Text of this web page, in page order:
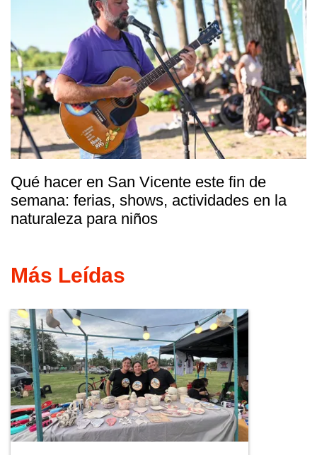
Qué hacer en San Vicente este fin de
semana: ferias, shows, actividades en la
naturaleza para niños
Más Leídas